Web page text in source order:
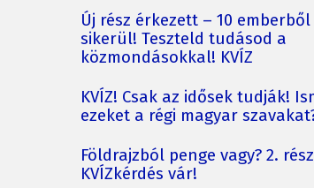
Új rész érkezett – 10
sikerül! Teszteld tudásod a
közmondásokkal! KVÍZ
KVÍZ! Csak az idősek tudják!
ezeket a régi magyar
Földrajzból penge vagy? 2.
KVÍZkérdés vár!